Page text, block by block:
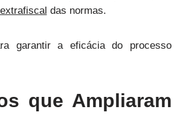
das normas.
garantir a eficácia do processo
que Ampliaram